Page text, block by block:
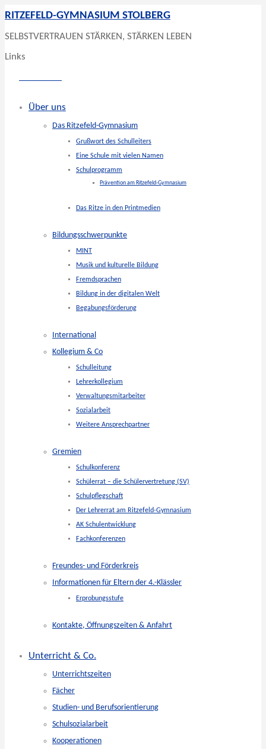
RITZEFELD-GYMNASIUM STOLBERG
SELBSTVERTRAUEN STÄRKEN, STÄRKEN LEBEN
Links
Über uns
Das Ritzefeld-Gymnasium
Grußwort des Schulleiters
Eine Schule mit vielen Namen
Schulprogramm
Prävention am Ritzefeld-Gymnasium
Das Ritze in den Printmedien
Bildungsschwerpunkte
MINT
Musik und kulturelle Bildung
Fremdsprachen
Bildung in der digitalen Welt
Begabungsförderung
International
Kollegium & Co
Schulleitung
Lehrerkollegium
Verwaltungsmitarbeiter
Sozialarbeit
Weitere Ansprechpartner
Gremien
Schulkonferenz
Schülerrat – die Schülervertretung (SV)
Schulpflegschaft
Der Lehrerrat am Ritzefeld-Gymnasium
AK Schulentwicklung
Fachkonferenzen
Freundes- und Förderkreis
Informationen für Eltern der 4.-Klässler
Erprobungsstufe
Kontakte, Öffnungszeiten & Anfahrt
Unterricht & Co.
Unterrichtszeiten
Fächer
Studien- und Berufsorientierung
Schulsozialarbeit
Kooperationen